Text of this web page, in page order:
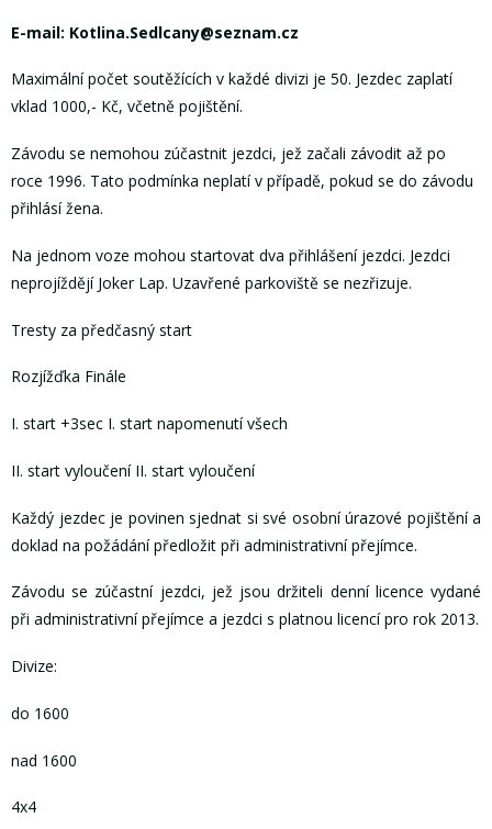
E-mail: Kotlina.Sedlcany@seznam.cz
Maximální počet soutěžících v každé divizi je 50. Jezdec zaplatí
vklad 1000,- Kč, včetně pojištění.
Závodu se nemohou zúčastnit jezdci, jež začali závodit až po
roce 1996. Tato podmínka neplatí v případě, pokud se do závodu
přihlásí žena.
Na jednom voze mohou startovat dva přihlášení jezdci. Jezdci
neprojíždějí Joker Lap. Uzavřené parkoviště se nezřizuje.
Tresty za předčasný start
Rozjížďka Finále
I. start +3sec I. start napomenutí všech
II. start vyloučení II. start vyloučení
Každý jezdec je povinen sjednat si své osobní úrazové pojištění a
doklad na požádání předložit při administrativní přejímce.
Závodu se zúčastní jezdci, jež jsou držiteli denní licence vydané
při administrativní přejímce a jezdci s platnou licencí pro rok 2013.
Divize:
do 1600
nad 1600
4x4